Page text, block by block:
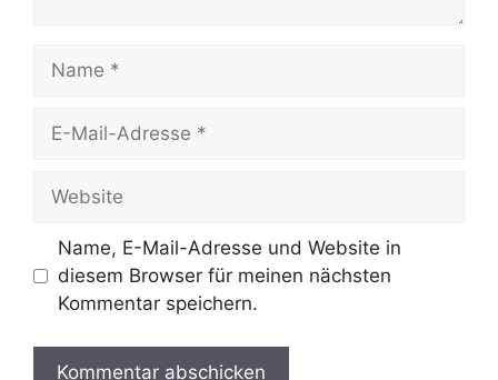
Name
Website
Name, E-Mail-Adresse und Website in
diesem Browser für meinen nächsten
Kommentar speichern.